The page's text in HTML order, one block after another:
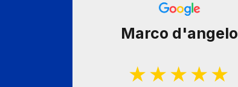
Marco d'angelo